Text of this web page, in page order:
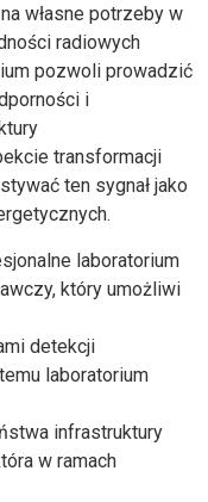
własne potrzeby w
radiowych
pozwoli prowadzić
i
transformacji
ten sygnał jako
laboratorium
który umożliwi
detekcji
laboratorium
infrastruktury
w ramach